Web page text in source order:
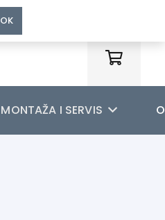
MONTAŽA I SERVIS
OK